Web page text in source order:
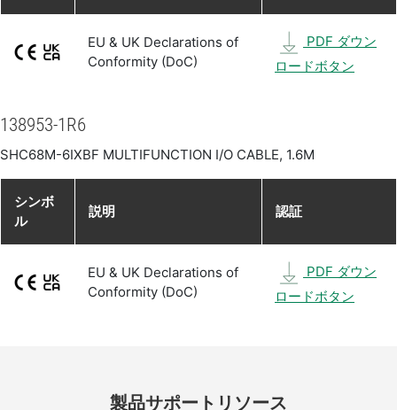
EU & UK Declarations of
Conformity (DoC)
PDF ダウン
ロードボタン
138953-1R6
SHC68M-6IXBF MULTIFUNCTION I/O CABLE, 1.6M
シンボ
ル
説明 認証
EU & UK Declarations of
Conformity (DoC)
PDF ダウン
ロードボタン
製品サポート リソース